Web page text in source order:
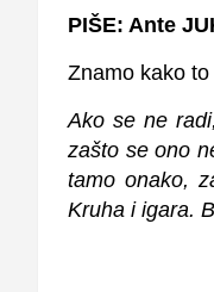
PIŠE: Ante
Znamo kako
Ako se ne
zašto se ono
tamo onako,
Kruha i igara.